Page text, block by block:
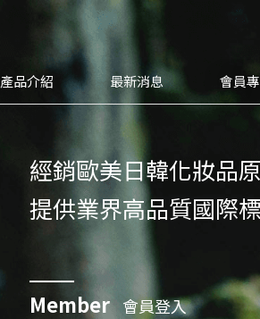
產品介紹 最新消息 會員
經銷歐美日韓化妝品
提供業界高品質國際
Member 會員登入